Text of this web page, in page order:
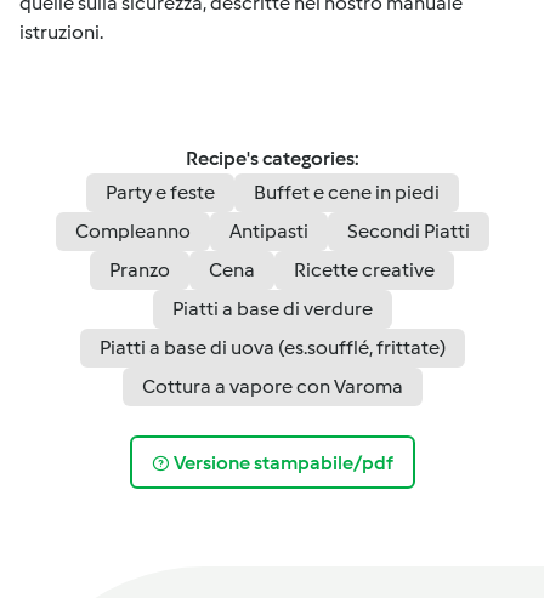
istruzioni.
Recipe's categories:
Party e feste
Buffet e cene in piedi
Compleanno
Antipasti
Secondi Piatti
Pranzo
Cena
Ricette creative
Piatti a base di verdure
Piatti a base di uova (es.soufflé, frittate)
Cottura a vapore con Varoma
Versione stampabile/pdf